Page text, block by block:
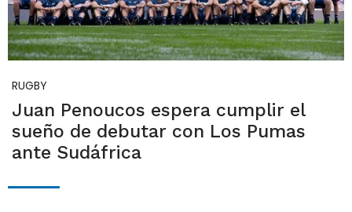
RUGBY
Juan Penoucos espera cumplir el
sueño de debutar con Los Pumas
ante Sudáfrica